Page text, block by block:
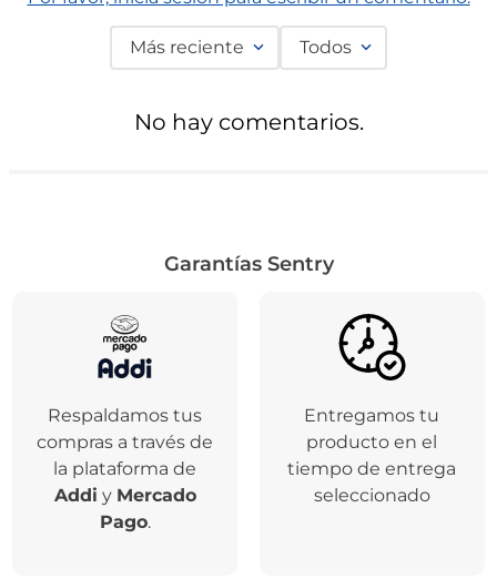
Más reciente Todos
No hay comentarios.
Garantías Sentry
Respaldamos tus
compras a través de
la plataforma de
Addi y Mercado
Pago.
Entregamos tu
producto en el
tiempo de entrega
seleccionado